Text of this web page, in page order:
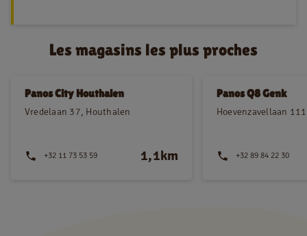
Les magasins les plus proches
Panos City Houthalen
Vredelaan 37, Houthalen
+32 11 73 53 59 1,1km
Panos Q8 Genk
Hoevenzavellaan
+32 89 84 22 30